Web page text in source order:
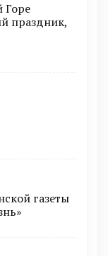
Горе
праздник,
газеты